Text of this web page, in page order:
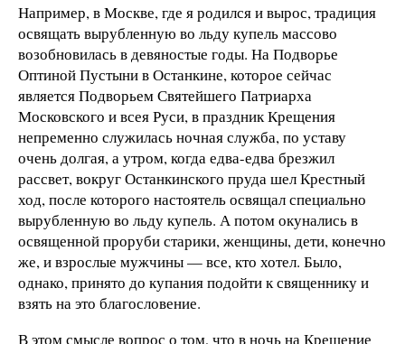
Например, в Москве, где я родился и вырос, традиция
освящать вырубленную во льду купель массово
возобновилась в девяностые годы. На Подворье
Оптиной Пустыни в Останкине, которое сейчас
является Подворьем Святейшего Патриарха
Московского и всея Руси, в праздник Крещения
непременно служилась ночная служба, по уставу
очень долгая, а утром, когда едва-едва брезжил
рассвет, вокруг Останкинского пруда шел Крестный
ход, после которого настоятель освящал специально
вырубленную во льду купель. А потом окунались в
освященной проруби старики, женщины, дети, конечно
же, и взрослые мужчины — все, кто хотел. Было,
однако, принято до купания подойти к священнику и
взять на это благословение.
В этом смысле вопрос о том, что в ночь на Крещение